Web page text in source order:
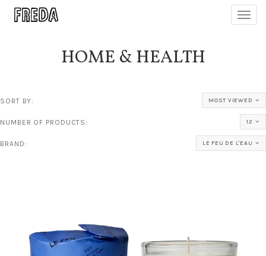
HOME & HEALTH
SORT BY: MOST VIEWED
NUMBER OF PRODUCTS: 12
BRAND: LE FEU DE L'EAU